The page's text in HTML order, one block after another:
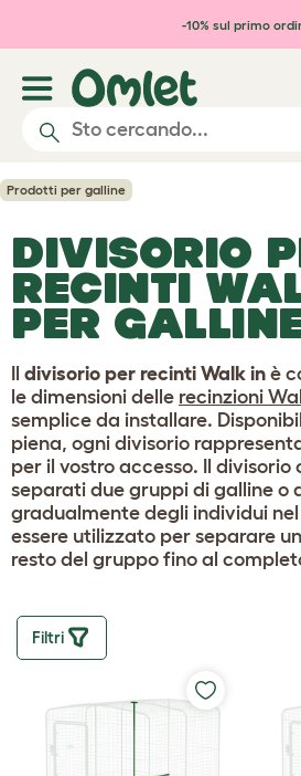
Passa al contenuto-10% sul primo
Prodotti per galline
DIVISORIO
RECINTI
PER
divisorio per recinti Walk in è
le dimensioni delle recinzioni
semplice da installare.
piena, ogni divisorio
per il vostro accesso. Il divisorio
separati due gruppi di galline o
gradualmente degli individui
essere utilizzato per separare
resto del gruppo fino al
Filtri